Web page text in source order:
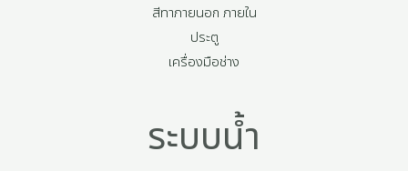
สีทาภายนอก ภายใน
ประตู
เครื่องมือช่าง
ระบบน้ำ